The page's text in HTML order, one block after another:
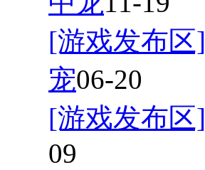
[游戏发布区]
宠06-20
[游戏发布区]
09